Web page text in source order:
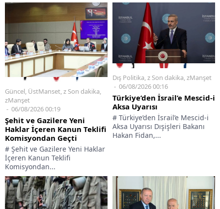
Güncel, ÜstManset,z Son dakika,
zManşet
06/08/2026 00:19
Şehit ve Gazilere Yeni
Haklar İçeren Kanun Teklifi
Komisyondan Geçti
# Şehit ve Gazilere Yeni Haklar
İçeren Kanun Teklifi
Komisyondan...
Dış Politika,z Son dakika,zManşet
06/08/2026 00:16
Türkiye’den İsrail’e Mescid-i
Aksa Uyarısı
# Türkiye’den İsrail’e Mescid-i
Aksa Uyarısı Dışişleri Bakanı
Hakan Fidan,...